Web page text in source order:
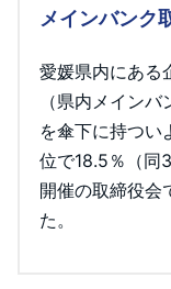
メインバンク
愛媛県内にある
（県内メイン
を傘下に持つい
位で18.5％（同
開催の取締役会
た。